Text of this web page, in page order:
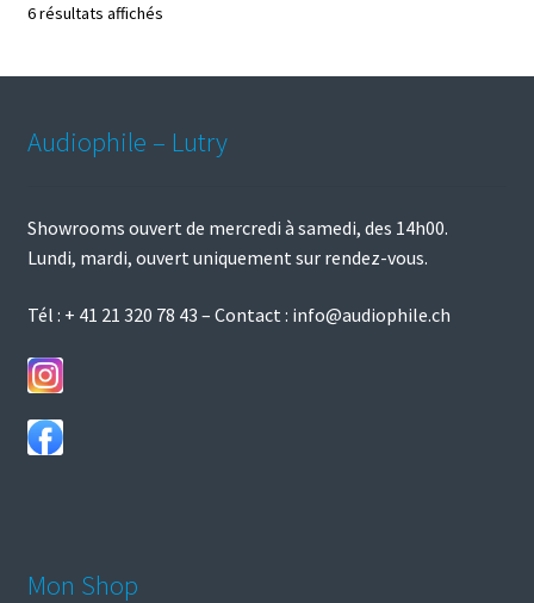
6 résultats affichésTrié
Audiophile – Lutry
Showrooms ouvert de mercredi à samedi, des 14h00.
Lundi, mardi, ouvert uniquement sur rendez-vous.
Tél : + 41 21 320 78 43 – Contact : info@audiophile.ch
Mon Shop